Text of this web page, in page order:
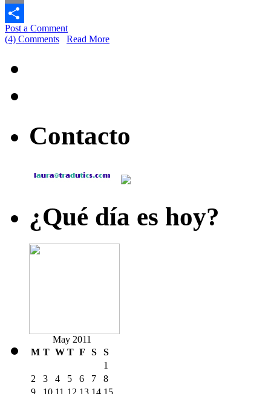
Email
Share
Post a Comment
(4) Comments
Read More
Contacto
¿Qué día es hoy?
May 2011
M T W T F S
S
1
2
3 4 5 6 7
8
9
10 11 12 13 14 15